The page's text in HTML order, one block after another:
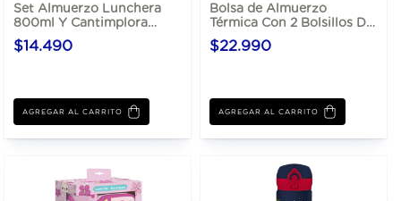
Set Almuerzo Lunchera
800ml Y Cantimplora
Aluminio 500ml -
$14.490
AGREGAR AL CARRITO
Bolsa de Almuerzo
Térmica Con 2 Bolsillos De
11"
$22.990
AGREGAR AL CARRITO